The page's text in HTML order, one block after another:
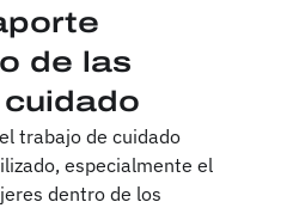
de las
trabajo de cuidado
especialmente el
dentro de los